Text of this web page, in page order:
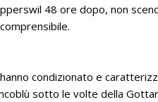
48 ore dopo, non
condizionato e
sotto le volte della